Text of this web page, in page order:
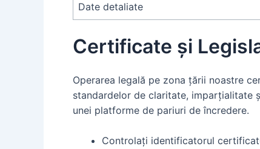
Date detaliate
Certificate și
Operarea legală pe zona țării noastre
standardelor de claritate, imparțialitate
unei platforme de pariuri de încredere.
Controlați identificatorul